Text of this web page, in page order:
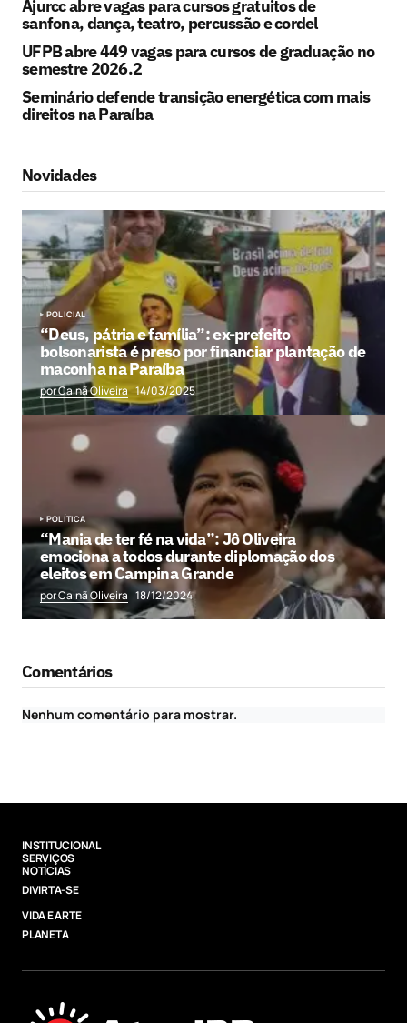
Ajurcc abre vagas para cursos gratuitos de
sanfona, dança, teatro, percussão e cordel
UFPB abre 449 vagas para cursos de graduação no
semestre 2026.2
Seminário defende transição energética com mais
direitos na Paraíba
Novidades
POLICIAL
“Deus, pátria e família”: ex-prefeito
bolsonarista é preso por financiar plantação de
maconha na Paraíba
por Cainã Oliveira 14/03/2025
POLÍTICA
“Mania de ter fé na vida”: Jô Oliveira
emociona a todos durante diplomação dos
eleitos em Campina Grande
por Cainã Oliveira 18/12/2024
Comentários
Nenhum comentário para mostrar.
INSTITUCIONAL
SERVIÇOS
NOTÍCIAS
DIVIRTA-SE
VIDA E ARTE
PLANETA